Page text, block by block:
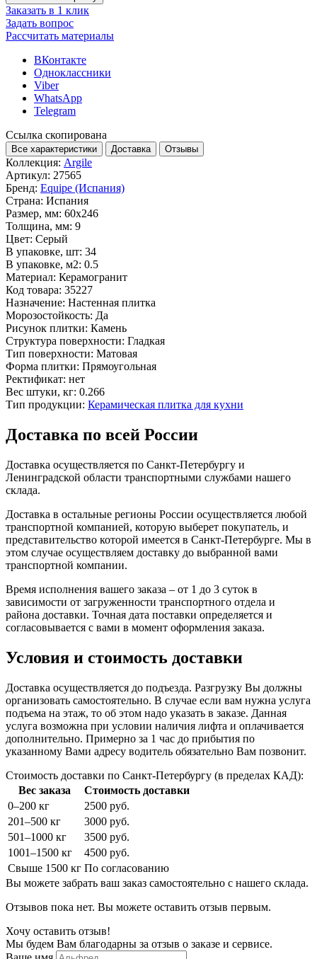
Заказать в 1 клик
Задать вопрос
Рассчитать материалы
ВКонтакте
Одноклассники
Viber
WhatsApp
Telegram
Ссылка скопирована
Все характеристики Доставка Отзывы
Коллекция: Argile
Артикул: 27565
Бренд: Equipe (Испания)
Страна: Испания
Размер, мм: 60x246
Толщина, мм: 9
Цвет: Серый
В упаковке, шт: 34
В упаковке, м2: 0.5
Материал: Керамогранит
Код товара: 35227
Назначение: Настенная плитка
Морозостойкость: Да
Рисунок плитки: Камень
Структура поверхности: Гладкая
Тип поверхности: Матовая
Форма плитки: Прямоугольная
Ректификат: нет
Вес штуки, кг: 0.266
Тип продукции: Керамическая плитка для кухни
Доставка по всей России
Доставка осуществляется по Санкт-Петербургу и
Ленинградской области транспортными службами нашего
склада.
Доставка в остальные регионы России осуществляется любой
транспортной компанией, которую выберет покупатель, и
представительство которой имеется в Санкт-Петербурге. Мы в
этом случае осуществляем доставку до выбранной вами
транспортной компании.
Время исполнения вашего заказа – от 1 до 3 суток в
зависимости от загруженности транспортного отдела и
района доставки. Точная дата поставки определяется и
согласовывается с вами в момент оформления заказа.
Условия и стоимость доставки
Доставка осуществляется до подъезда. Разгрузку Вы должны
организовать самостоятельно. В случае если вам нужна услуга
подъема на этаж, то об этом надо указать в заказе. Данная
услуга возможна при условии наличия лифта и оплачивается
дополнительно. Примерно за 1 час до прибытия по
указанному Вами адресу водитель обязательно Вам позвонит.
Стоимость доставки по Санкт-Петербургу (в пределах КАД):
Вес заказа
Стоимость доставки
0–200 кг
2500 руб.
201–500 кг
3000 руб.
501–1000 кг
3500 руб.
1001–1500 кг
4500 руб.
Свыше 1500 кг По согласованию
Вы можете забрать ваш заказ самостоятельно с нашего склада.
Отзывов пока нет. Вы можете оставить отзыв первым.
Хочу оставить отзыв!
Мы будем Вам благодарны за отзыв о заказе и сервисе.